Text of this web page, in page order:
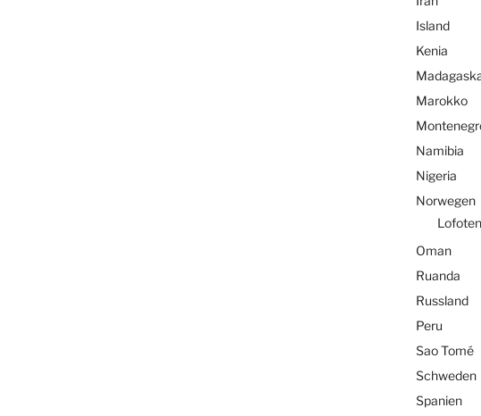
Island
Kenia
Marokko
Namibia
Nigeria
Norwegen
Lofoten
Oman
Ruanda
Russland
Peru
Sao Tomé
Schweden
Spanien